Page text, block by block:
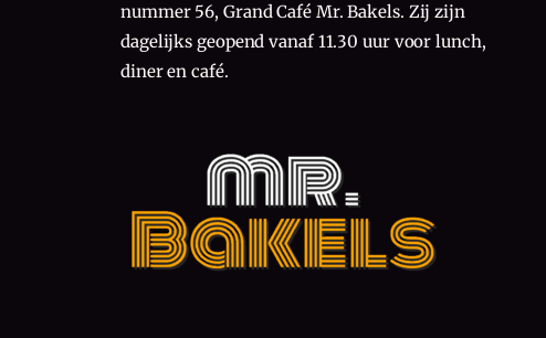
nummer 56, Grand Café Mr. Bakels. Zij zijn
dagelijks geopend vanaf 11.30 uur voor lunch,
diner en café.